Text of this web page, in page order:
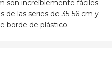
son increíblemente fáciles
de las series de 35-56 cm y
borde de plástico.